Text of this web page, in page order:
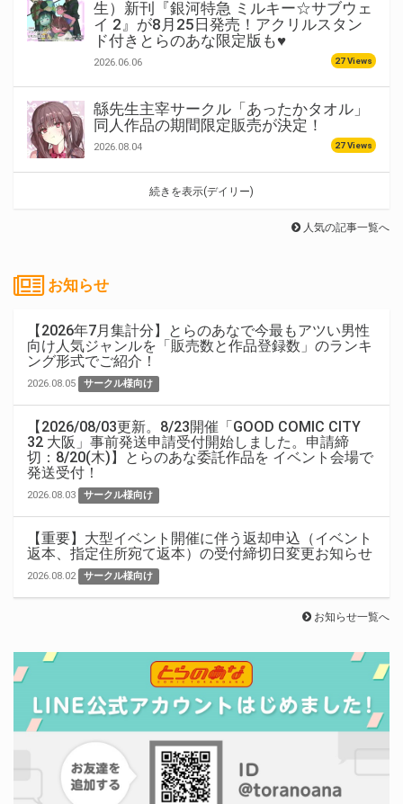
生）新刊『銀河特急 ミルキー☆サブウェ
イ 2』が8月25日発売！アクリルスタン
ド付きとらのあな限定版も♥
2026.06.06 27 Views
緜先生主宰サークル「あったかタオル」
同人作品の期間限定販売が決定！
2026.08.04 27 Views
続きを表示(デイリー)
人気の記事一覧へ
お知らせ
【2026年7月集計分】とらのあなで今最もアツい男性
向け人気ジャンルを「販売数と作品登録数」のランキ
ング形式でご紹介！
2026.08.05 サークル様向け
【2026/08/03更新。8/23開催「GOOD COMIC CITY
32 大阪」事前発送申請受付開始しました。申請締
切：8/20(木)】とらのあな委託作品を イベント会場で
発送受付！
2026.08.03 サークル様向け
【重要】大型イベント開催に伴う返却申込（イベント
返本、指定住所宛て返本）の受付締切日変更お知らせ
2026.08.02 サークル様向け
お知らせ一覧へ